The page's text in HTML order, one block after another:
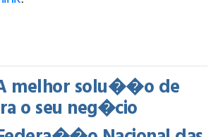
melhor solu��o de
o seu neg�cio